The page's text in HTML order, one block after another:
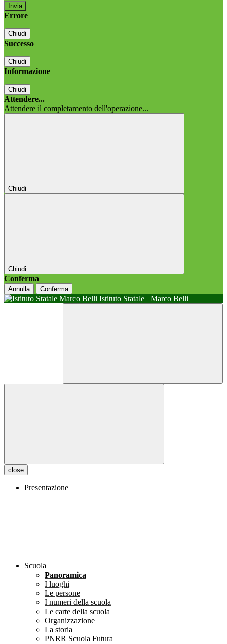
Errore
Chiudi
Successo
Chiudi
Informazione
Chiudi
Attendere...
Attendere il completamento dell'operazione...
Chiudi
Chiudi
Conferma
Annulla Conferma
Istituto Statale Marco Belli
close
Presentazione
Scuola
Panoramica
I luoghi
Le persone
I numeri della scuola
Le carte della scuola
Organizzazione
La storia
PNRR Scuola Futura